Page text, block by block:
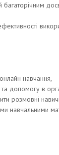
багаторічним
навчання,
допомогу в
розмовні
навчальними